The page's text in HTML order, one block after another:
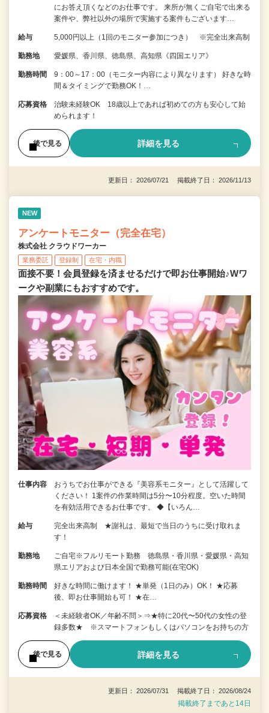
にお答え頂くなどのお仕事です。 来所が無くご自宅で出来る
案件や、弊社以外の場所で実施する案件もございます…
給与 5,000円以上（1回のモニター参加につき） ※完全出来高制
勤務地 愛媛県、香川県、徳島県、高知県《四国エリア》
勤務時間
9：00～17：00（モニター内容により異なります） 好きな時
間＆タイミングで勤務OK！…
応募資格
治験未経験OK 18歳以上であれば初めての方も安心して始
められます！
後で見る 詳細を見る
更新日： 2026/07/21 掲載終了日： 2026/11/13
NEW
アンケートモニター（完全在宅）
株式会社 クラウドワーカー
業務委託 登録制 在宅・内職
面接不要！会員登録を済ませるだけで即お仕事開始♪Wワ
ークや副業にもおすすめです。
仕事内容
おうちでお仕事ができる『美容系モニター』として活躍して
ください！ 1案件の作業時間は5分〜10分程度。空いた時間
を有効活用できるお仕事です。 ◆【いろん…
給与
完全出来高制 ★謝礼は、最短で当日のうちに受け取れま
す！
勤務地
ご自宅※フルリモート勤務 徳島県・香川県・愛媛県・高知
県エリアおよび日本全国で勤務可能(在宅OK)
勤務時間
好きな時間に働けます！ ★単発（1日のみ）OK！ ★応募
後、即お仕事開始も可！ ★在…
応募資格
＜未経験者OK／年齢不問＞⇒★特に20代〜50代の女性の登
録多数★ ※スマートフォンもしくはパソコンをお持ちの方
後で見る 詳細を見る
更新日： 2026/07/31 掲載終了日： 2026/08/24
掲載終了まであと14日